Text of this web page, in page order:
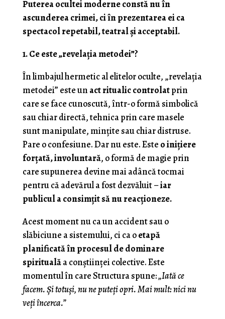
Puterea ocultei moderne constă nu în
ascunderea crimei, ci în prezentarea ei ca
spectacol repetabil, teatral și acceptabil.
1. Ce este „revelația metodei”?
În limbajul hermetic al elitelor oculte, „revelația
metodei” este un act ritualic controlatprin
care se face cunoscută, într-o formă simbolică
sau chiar directă, tehnica prin care masele
sunt manipulate, mințite sau chiar distruse.
Pare o confesiune. Dar nu este. Este o inițiere
forțată, involuntară, o formă de magie prin
care supunerea devine mai adâncă tocmai
pentru că adevărul a fost dezvăluit –iar
publicul a consimțit să nu reacționeze.
Acest moment nu ca un accident sau o
slăbiciune a sistemului, ci ca oetapă
planificată în procesul de dominare
spiritualăa conștiinței colective. Este
momentul în care Structura spune:„Iată ce
facem. Și totuși, nu ne puteți opri. Mai mult: nici nu
veți încerca.”